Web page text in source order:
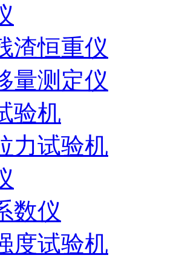
渣恒重仪
量测定仪
验机
力试验机
数仪
度试验机